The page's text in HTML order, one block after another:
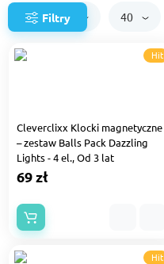
Filtry
Domyślnie 40
Hit
Cleverclixx Klocki magnetyczne
– zestaw Balls Pack Dazzling
Lights - 4 el., Od 3 lat
69 zł
Hit